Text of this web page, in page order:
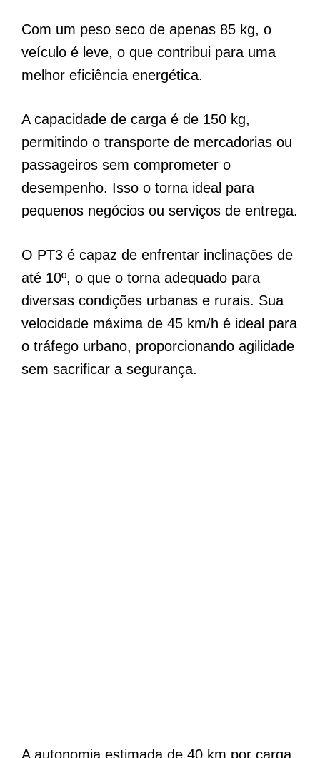
Com um peso seco de apenas 85 kg, o
veículo é leve, o que contribui para uma
melhor eficiência energética.
A capacidade de carga é de 150 kg,
permitindo o transporte de mercadorias ou
passageiros sem comprometer o
desempenho. Isso o torna ideal para
pequenos negócios ou serviços de entrega.
O PT3 é capaz de enfrentar inclinações de
até 10º, o que o torna adequado para
diversas condições urbanas e rurais. Sua
velocidade máxima de 45 km/h é ideal para
o tráfego urbano, proporcionando agilidade
sem sacrificar a segurança.
A autonomia estimada de 40 km por carga